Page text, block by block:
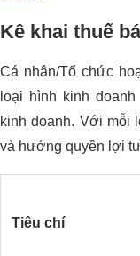
Kê khai thuế
Cá nhân/Tổ chức
loại hình kinh
kinh doanh. Với mỗi
và hưởng quyền lợi
Tiêu chí